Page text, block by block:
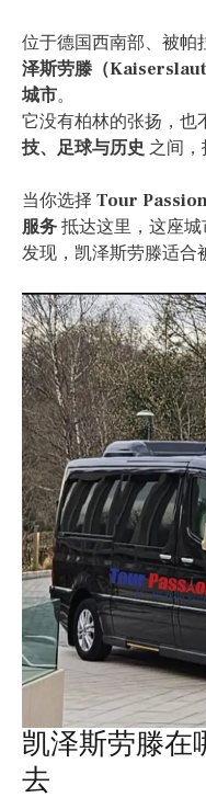
位于德国西南部、被帕
泽斯劳滕（
城市。
它没有柏林的张扬，也
技、足球与历史 之间，
当你选择 Tour
服务 抵达这里，这座
发现，凯泽斯劳滕适合
凯泽斯劳滕在
去